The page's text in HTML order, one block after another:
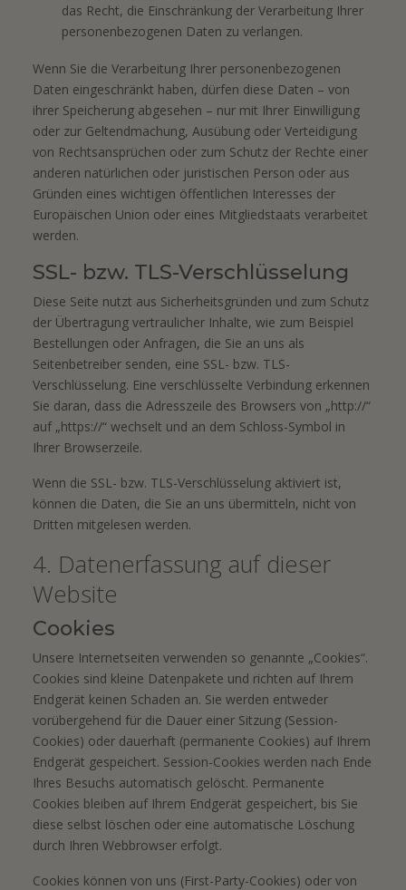
das Recht, die Einschränkung der Verarbeitung Ihrer
personenbezogenen Daten zu verlangen.
Wenn Sie die Verarbeitung Ihrer personenbezogenen
Daten eingeschränkt haben, dürfen diese Daten – von
ihrer Speicherung abgesehen – nur mit Ihrer Einwilligung
oder zur Geltendmachung, Ausübung oder Verteidigung
von Rechtsansprüchen oder zum Schutz der Rechte einer
anderen natürlichen oder juristischen Person oder aus
Gründen eines wichtigen öffentlichen Interesses der
Europäischen Union oder eines Mitgliedstaats verarbeitet
werden.
SSL- bzw. TLS-Verschlüsselung
Diese Seite nutzt aus Sicherheitsgründen und zum Schutz
der Übertragung vertraulicher Inhalte, wie zum Beispiel
Bestellungen oder Anfragen, die Sie an uns als
Seitenbetreiber senden, eine SSL- bzw. TLS-
Verschlüsselung. Eine verschlüsselte Verbindung erkennen
Sie daran, dass die Adresszeile des Browsers von „http://“
auf „https://“ wechselt und an dem Schloss-Symbol in
Ihrer Browserzeile.
Wenn die SSL- bzw. TLS-Verschlüsselung aktiviert ist,
können die Daten, die Sie an uns übermitteln, nicht von
Dritten mitgelesen werden.
4. Datenerfassung auf dieser
Website
Cookies
Unsere Internetseiten verwenden so genannte „Cookies“.
Cookies sind kleine Datenpakete und richten auf Ihrem
Endgerät keinen Schaden an. Sie werden entweder
vorübergehend für die Dauer einer Sitzung (Session-
Cookies) oder dauerhaft (permanente Cookies) auf Ihrem
Endgerät gespeichert. Session-Cookies werden nach Ende
Ihres Besuchs automatisch gelöscht. Permanente
Cookies bleiben auf Ihrem Endgerät gespeichert, bis Sie
diese selbst löschen oder eine automatische Löschung
durch Ihren Webbrowser erfolgt.
Cookies können von uns (First-Party-Cookies) oder von